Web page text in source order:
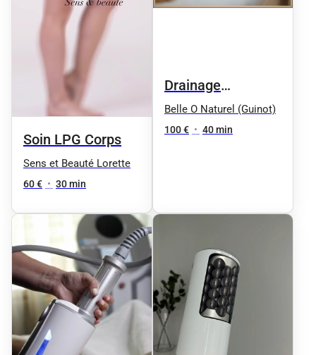
Soin LPG Corps
Sens et Beauté Lorette
60 € • 30 min
Drainage
lymphatique
EndoSphere
Belle O Naturel (Guinot)
100 € • 40 min